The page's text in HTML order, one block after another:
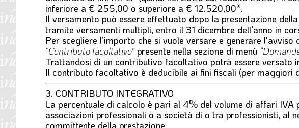
inferiore a € 255,00 o superiore a € 12.520,00*.
Il versamento può essere effettuato dopo la presentazione
tramite versamenti multipli, entro il 31 dicembre dell’anno in
Per scegliere l’importo che si vuole versare e generare l'avviso
“Contributo facoltativo”presente nella sezione di menù
Trattandosi di un contributivo facoltativo potrà essere versato
Il contributo facoltativo è deducibile ai fini fiscali (per maggiori
3. CONTRIBUTO INTEGRATIVO
La percentuale di calcolo è pari al 4% del volume di affari IVA
associazioni professionali o a società di o tra professionisti, al
committente della prestazione.